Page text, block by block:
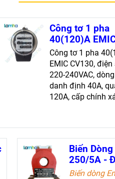
Công tơ 1 pha
40(120)A
CV130 - Đo
đáng tin cậy
Công tơ 1 pha
EMIC CV130, điện
220-240VAC,
danh định 40A,
120A, cấp chính
Biến
250/5A -
Điện
Biến dòng